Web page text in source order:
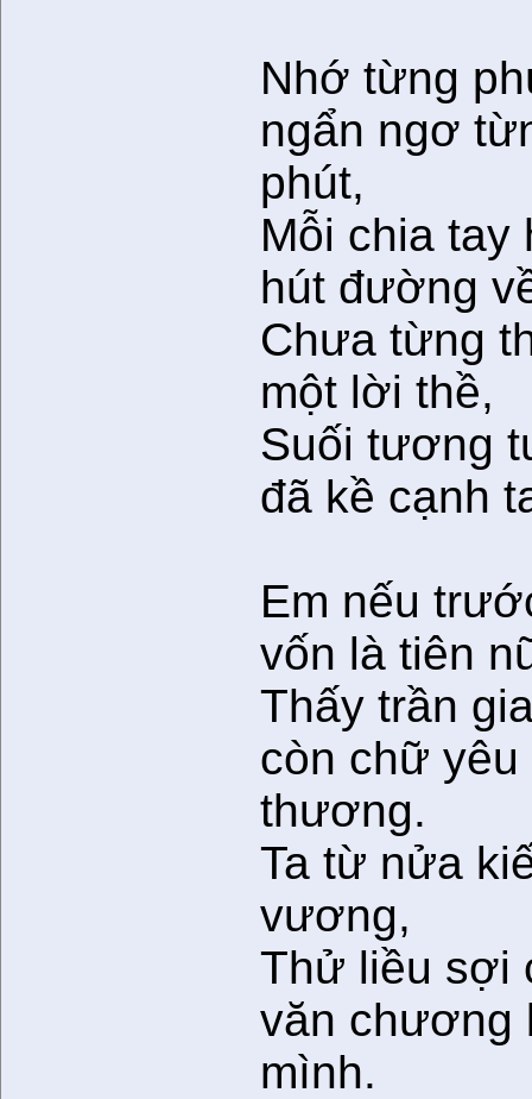
Nhớ từng
ngẩn ngơ
phút,
Mỗi chia tay
hút đường
Chưa từng
một lời thề,
Suối tương
đã kề cạnh
Em nếu
vốn là tiên
Thấy trần
còn chữ yêu
thương.
Ta từ nửa
vương,
Thử liều sợi
văn chương
mình.